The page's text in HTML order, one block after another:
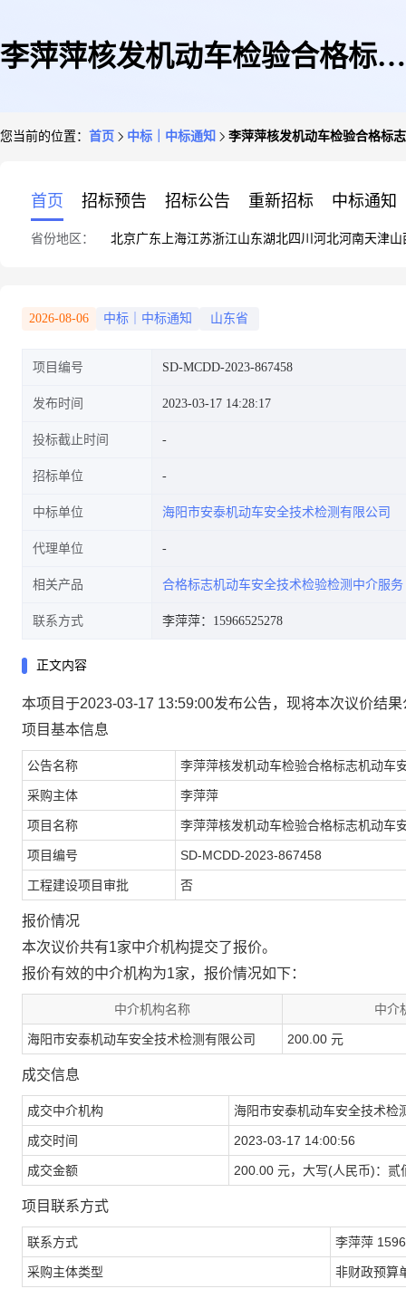
李萍萍核发机动车检验合格标志
您当前的位置： 首页 中标｜中标通知 李萍萍核发机动车检验合格标
首页 招标预告 招标公告 重新招标 中标通知
省份地区： 北京广东 上海江苏浙江山东湖北四川 河北河南天津山
2026-08-06 中标｜中标通知 山东省
项目编号 SD-MCDD-2023-867458
发布时间 2023-03-17 14:28:17
投标截止时间
招标单位
中标单位 海阳市安泰机动车安全技术检测有限公司
代理单位
相关产品 合格标志机动车安全技术检验检测中介服务
联系方式 李萍萍：15966525278
正文内容
本项目于2023-03-17 13:59:00发布公告，现将本次议价结
项目基本信息
公告名称 李萍萍核发机动车检验合格标志机动车
采购主体 李萍萍
项目名称 李萍萍核发机动车检验合格标志机动车
项目编号 SD-MCDD-2023-867458
工程建设项目审批 否
报价情况
本次议价共有1家中介机构提交了报价。
报价有效的中介机构为1家，报价情况如下：
中介机构名称 中介
海阳市安泰机动车安全技术检测有限公司 200.00 元
成交信息
成交中介机构 海阳市安泰机动车安全技术检
成交时间 2023-03-17 14:00:56
成交金额 200.00 元，大写(人民币)：贰
项目联系方式
联系方式 李萍萍
采购主体类型 非财政预算